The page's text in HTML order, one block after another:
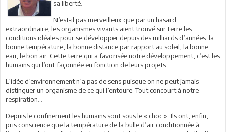
sa liberté.
N’est-il pas merveilleux que par un hasard
extraordinaire, les organismes vivants aient trouvé sur terre les
conditions idéales pour se développer depuis des milliards d’années: la
bonne température, la bonne distance par rapport au soleil, la bonne
eau, le bon air. Cette terre qui a favorisée notre développement, c’est les
humains qui l’ont façonnée en fonction de leurs projets.
L’idée d’environnement n’a pas de sens puisque on ne peut jamais
distinguer un organisme de ce qui l’entoure. Tout concourt à notre
respiration…
Depuis le confinement les humains sont sous le « choc ». Ils ont, enfin,
pris conscience que la température de la bulle d’air conditionnée à